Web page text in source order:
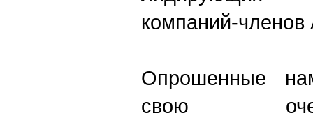
компаний-
Опрошенные
свою